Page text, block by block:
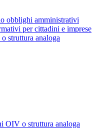
obblighi amministrativi
per cittadini e imprese
struttura analoga
OIV o struttura analoga